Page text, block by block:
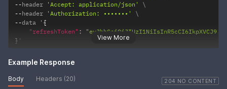
View More
--header 'Accept: application/json'
--header 'Authorization: •••••••'
--data ' {
"refreshToken" :
} '
204 NO CONTENT
Example Response
Body Headers (20)